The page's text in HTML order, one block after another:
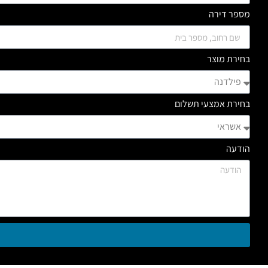
מספר דירה
בחירת מוצר
בחירת אמצעי תשלום
הודעה